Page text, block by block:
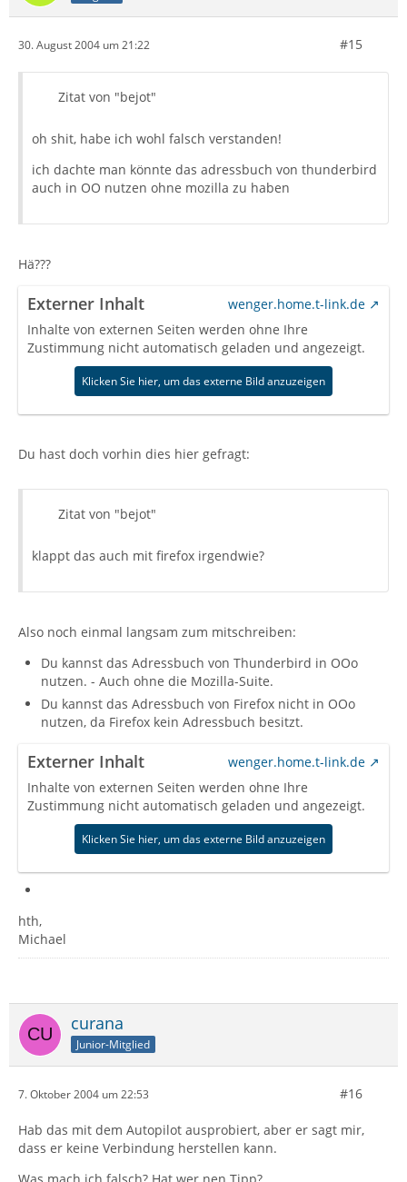
30. August 2004 um 21:22 #15
Zitat von "bejot"
oh shit, habe ich wohl falsch verstanden!
ich dachte man könnte das adressbuch von thunderbird
auch in OO nutzen ohne mozilla zu haben
Hä???
Externer Inhalt
wenger.home.t-link.de
Inhalte von externen Seiten werden ohne Ihre
Zustimmung nicht automatisch geladen und angezeigt.
Klicken Sie hier, um das externe Bild anzuzeigen
Du hast doch vorhin dies hier gefragt:
Zitat von "bejot"
klappt das auch mit firefox irgendwie?
Also noch einmal langsam zum mitschreiben:
Du kannst das Adressbuch von Thunderbird in OOo
nutzen. - Auch ohne die Mozilla-Suite.
Du kannst das Adressbuch von Firefox nicht in OOo
nutzen, da Firefox kein Adressbuch besitzt.
Externer Inhalt
wenger.home.t-link.de
Inhalte von externen Seiten werden ohne Ihre
Zustimmung nicht automatisch geladen und angezeigt.
Klicken Sie hier, um das externe Bild anzuzeigen
hth,
Michael
curana
Junior-Mitglied
7. Oktober 2004 um 22:53 #16
Hab das mit dem Autopilot ausprobiert, aber er sagt mir,
dass er keine Verbindung herstellen kann.